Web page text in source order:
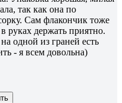
так как она по
Сам флакончик тоже
руках держать приятно.
одной из граней есть
- я всем довольна)